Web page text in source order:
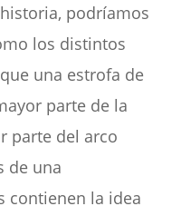
podríamos
los distintos
una estrofa de
parte de la
parte del arco
de una
contienen la idea